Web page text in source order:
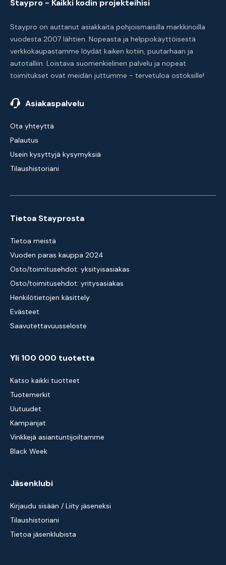
Staypro - Kaikki kodin projekteihisi
Staypro on auttanut asiakkaita pohjoismaisilla markkinoilla
vuodesta 2007 lähtien. Nopeasta ja helppokäyttöisestä
verkkokaupastamme löydät kaiken kotiin, puutarhaan ja
autotalliin. Loistava suomenkielinen palvelu ja nopeat
toimitukset ovat meidän juttumme - tervetuloa ostoksille!
Asiakaspalvelu
Ota yhteyttä
Palautus
Usein kysyttyjä kysymyksiä
Tilaushistoriani
Tietoa Stayprosta
Tietoa meistä
Vuoden paras kauppa 2024
Osto/toimitusehdot: yksityisasiakas
Osto/toimitusehdot: yritysasiakas
Henkilötietojen käsittely
Evästeet
Saavutettavuusseloste
Yli 100 000 tuotetta
Katso kaikki tuotteet
Tuotemerkit
Uutuudet
Kampanjat
Vinkkejä asiantuntijoiltamme
Black Week
Jäsenklubi
Kirjaudu sisään / Liity jäseneksi
Tilaushistoriani
Tietoa jäsenklubista